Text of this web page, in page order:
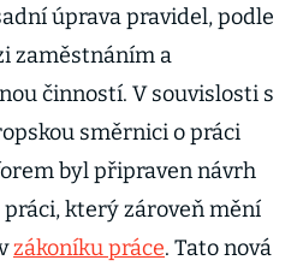
úprava pravidel, podle
zaměstnáním a
činností. V souvislosti s
směrnici o práci
byl připraven návrh
který zároveň mění
zákoníku práce. Tato nová